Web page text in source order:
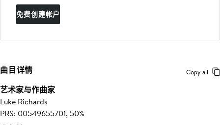
免费创建帐户
曲目详情 Copy all
艺术家与作曲家
Luke Richards
PRS: 00549655701, 50%